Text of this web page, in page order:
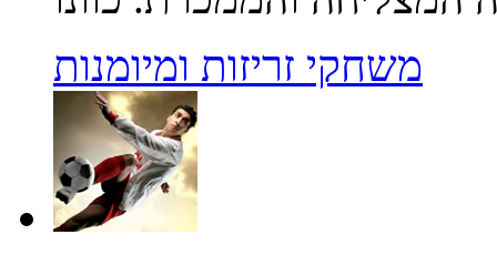
משחקי זריזות ומיומנות